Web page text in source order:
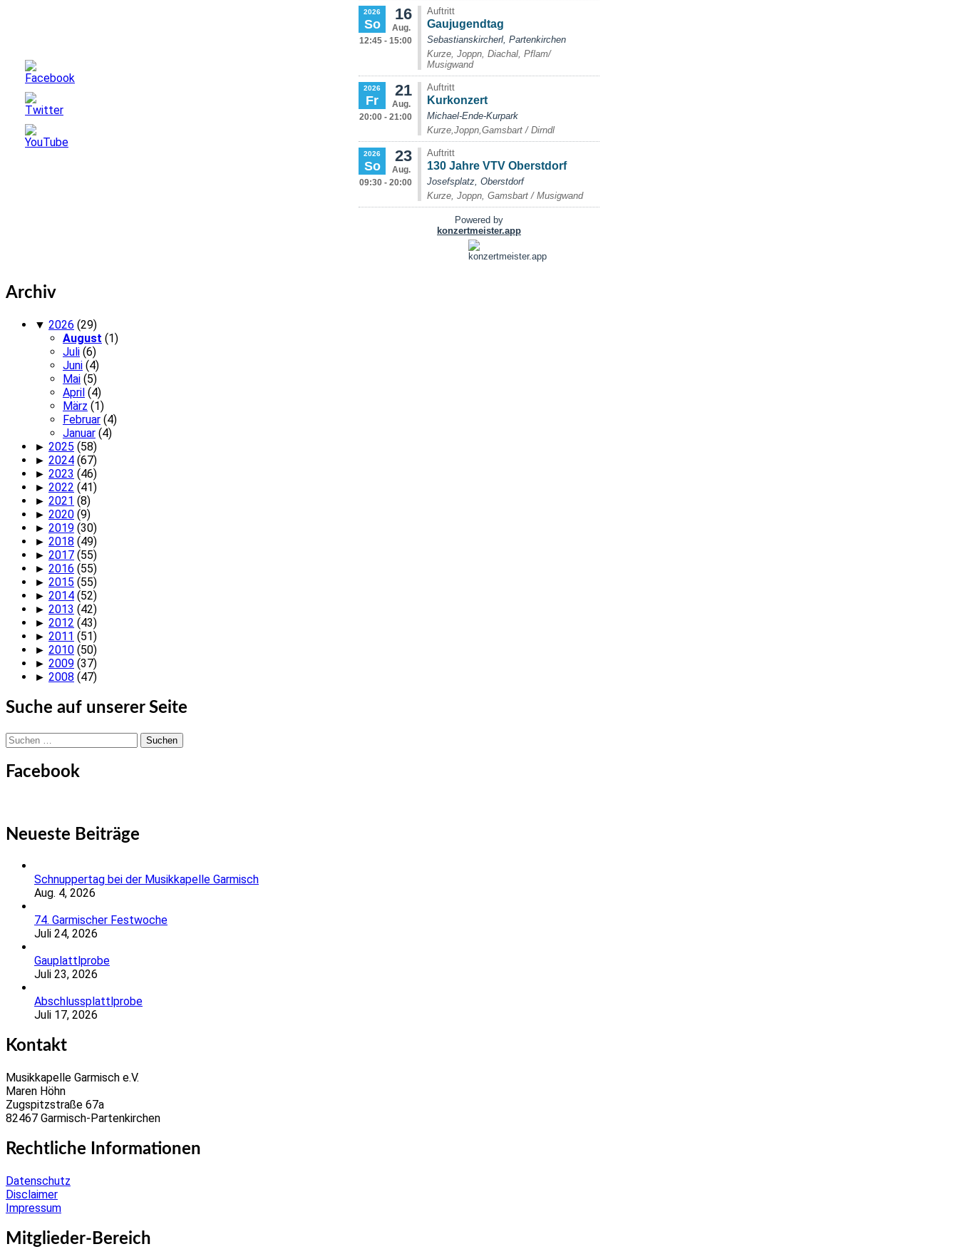
Archiv
▼ 2026 (29)
August (1)
Juli (6)
Juni (4)
Mai (5)
April (4)
März (1)
Februar (4)
Januar (4)
► 2025 (58)
► 2024 (67)
► 2023 (46)
► 2022 (41)
► 2021 (8)
► 2020 (9)
► 2019 (30)
► 2018 (49)
► 2017 (55)
► 2016 (55)
► 2015 (55)
► 2014 (52)
► 2013 (42)
► 2012 (43)
► 2011 (51)
► 2010 (50)
► 2009 (37)
► 2008 (47)
Suche auf unserer Seite
Suchen
nach:
Facebook
Neueste Beiträge
Schnuppertag bei der Musikkapelle Garmisch
Aug. 4, 2026
74. Garmischer Festwoche
Juli 24, 2026
Gauplattlprobe
Juli 23, 2026
Abschlussplattlprobe
Juli 17, 2026
Kontakt
Musikkapelle Garmisch e.V.
Maren Höhn
Zugspitzstraße 67a
82467 Garmisch-Partenkirchen
Rechtliche Informationen
Datenschutz
Disclaimer
Impressum
Mitglieder-Bereich